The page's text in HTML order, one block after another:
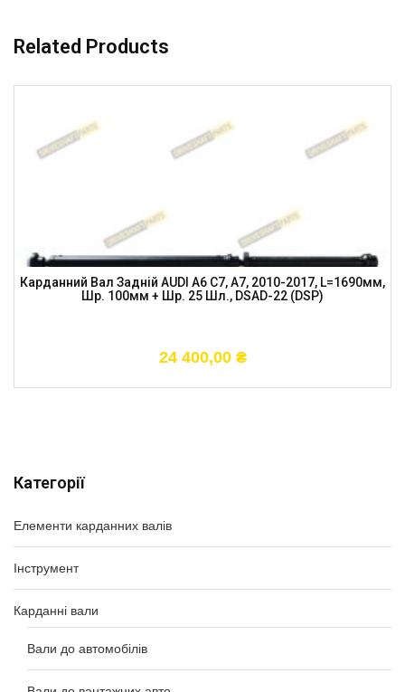
Категорії
Елементи карданних валів
Інструмент
Карданні вали
Вали до автомобілів
Related Products
Карданний Вал Задній AUDI A6 C7, A7, 2010-2017, L=1690мм,
Шр. 100мм + Шр. 25 Шл., DSAD-22 (DSP)
24 400,00 ₴